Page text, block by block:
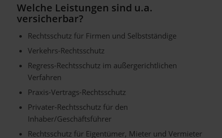
Welche Leistungen sind u.a.
versicherbar?
Rechtsschutz für Firmen und Selbstständige
Verkehrs-Rechtsschutz
Regress-Rechtsschutz im außergerichtlichen
Verfahren
Praxis-Vertrags-Rechtsschutz
Privater-Rechtsschutz für den
Inhaber/Geschäftsführer
Rechtsschutz für Eigentümer, Mieter und Vermieter